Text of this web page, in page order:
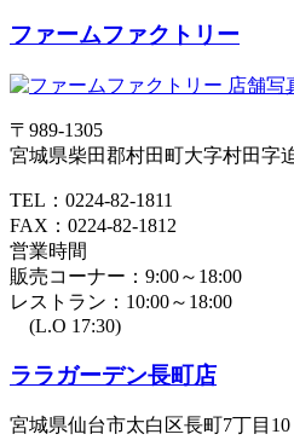
ファームファクトリー
〒989-1305
宮城県柴田郡村田町大字村田字
TEL：0224-82-1811
FAX：0224-82-1812
営業時間
販売コーナー：9:00～18:00
レストラン：10:00～18:00
(L.O 17:30)
ララガーデン長町店
宮城県仙台市太白区長町7丁目10